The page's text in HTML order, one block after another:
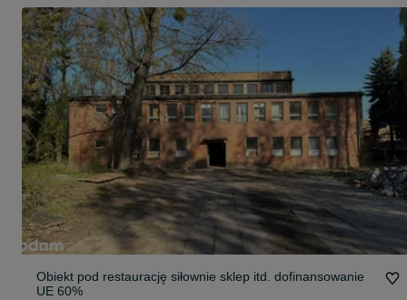
Obiekt pod restaurację siłownie sklep itd. dofinansowanie
UE 60%